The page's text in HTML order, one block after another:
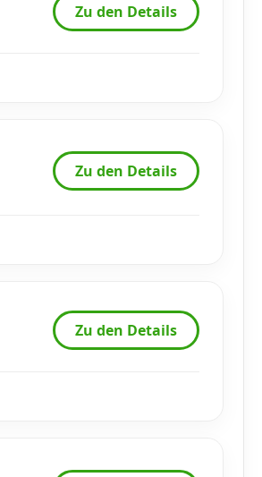
Zu den Details
Zu den Details
Zu den Details